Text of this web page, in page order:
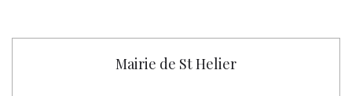
Mairie de St Helier